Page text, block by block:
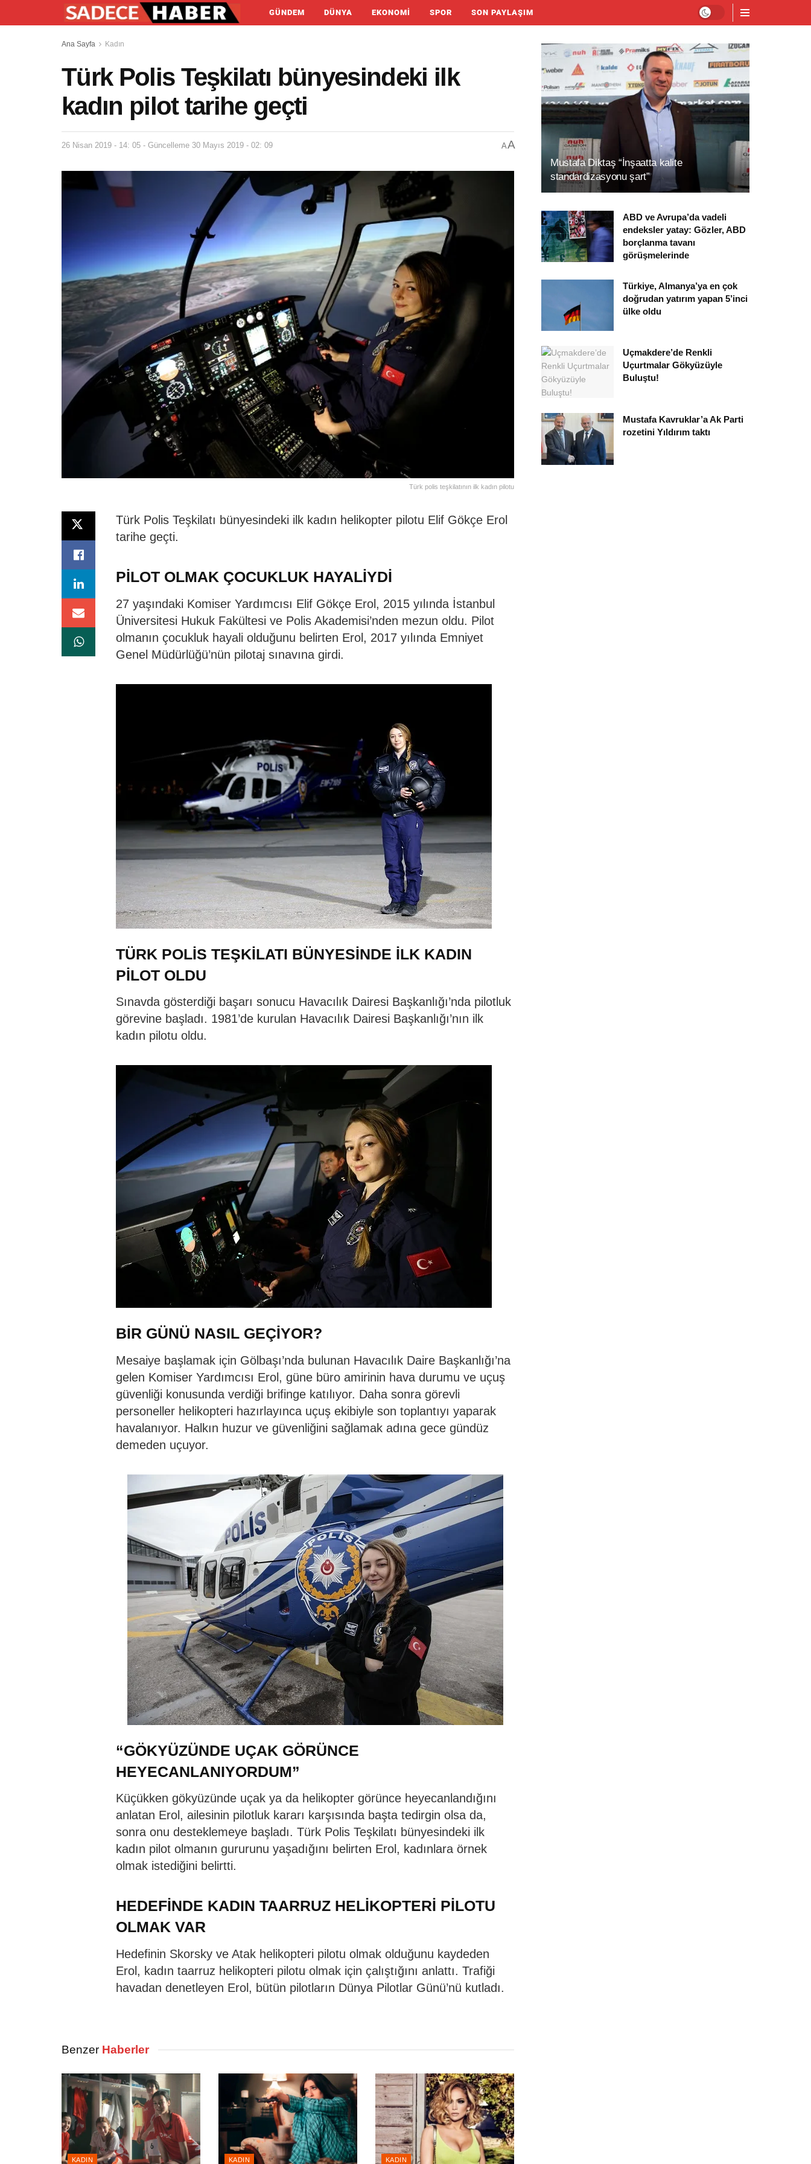
GÜNDEM DÜNYA EKONOMI SPOR SON PAYLAŞIM
Ana Sayfa Kadın
Türk Polis Teşkilatı bünyesindeki ilk
kadın pilot tarihe geçti
26 Nisan 2019 - 14: 05 - Güncelleme 30 Mayıs 2019 - 02: 09 AA
Türk polis teşkilatının ilk kadın pilotu
Türk Polis Teşkilatı bünyesindeki ilk kadın helikopter pilotu Elif Gökçe Erol
tarihe geçti.
PİLOT OLMAK ÇOCUKLUK HAYALİYDİ
27 yaşındaki Komiser Yardımcısı Elif Gökçe Erol, 2015 yılında İstanbul
Üniversitesi Hukuk Fakültesi ve Polis Akademisi’nden mezun oldu. Pilot
olmanın çocukluk hayali olduğunu belirten Erol, 2017 yılında Emniyet
Genel Müdürlüğü’nün pilotaj sınavına girdi.
TÜRK POLİS TEŞKİLATI BÜNYESİNDE İLK KADIN
PİLOT OLDU
Sınavda gösterdiği başarı sonucu Havacılık Dairesi Başkanlığı’nda pilotluk
görevine başladı. 1981’de kurulan Havacılık Dairesi Başkanlığı’nın ilk
kadın pilotu oldu.
BİR GÜNÜ NASIL GEÇİYOR?
Mesaiye başlamak için Gölbaşı’nda bulunan Havacılık Daire Başkanlığı’na
gelen Komiser Yardımcısı Erol, güne büro amirinin hava durumu ve uçuş
güvenliği konusunda verdiği brifinge katılıyor. Daha sonra görevli
personeller helikopteri hazırlayınca uçuş ekibiyle son toplantıyı yaparak
havalanıyor. Halkın huzur ve güvenliğini sağlamak adına gece gündüz
demeden uçuyor.
“GÖKYÜZÜNDE UÇAK GÖRÜNCE
HEYECANLANIYORDUM”
Küçükken gökyüzünde uçak ya da helikopter görünce heyecanlandığını
anlatan Erol, ailesinin pilotluk kararı karşısında başta tedirgin olsa da,
sonra onu desteklemeye başladı. Türk Polis Teşkilatı bünyesindeki ilk
kadın pilot olmanın gururunu yaşadığını belirten Erol, kadınlara örnek
olmak istediğini belirtti.
HEDEFİNDE KADIN TAARRUZ HELİKOPTERİ PİLOTU
OLMAK VAR
Hedefinin Skorsky ve Atak helikopteri pilotu olmak olduğunu kaydeden
Erol, kadın taarruz helikopteri pilotu olmak için çalıştığını anlattı. Trafiği
havadan denetleyen Erol, bütün pilotların Dünya Pilotlar Günü’nü kutladı.
Benzer Haberler
KADIN KADIN KADIN
Mustafa Diktaş “İnşaatta kalite
standardizasyonu şart”
ABD ve Avrupa’da vadeli
endeksler yatay: Gözler, ABD
borçlanma tavanı
görüşmelerinde
Türkiye, Almanya’ya en çok
doğrudan yatırım yapan 5’inci
ülke oldu
Uçmakdere’de Renkli
Uçurtmalar Gökyüzüyle
Buluştu!
Mustafa Kavruklar’a Ak Parti
rozetini Yıldırım taktı